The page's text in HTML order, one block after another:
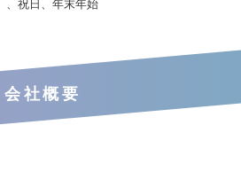
、祝日、年末年始
会社概要